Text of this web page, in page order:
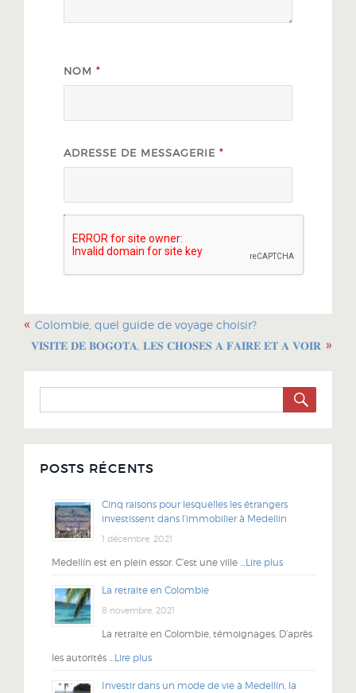
NOM *
ADRESSE DE MESSAGERIE *
« Colombie, quel guide de voyage choisir?
𝐕𝐈𝐒𝐈𝐓𝐄 𝐃𝐄 𝐁𝐎𝐆𝐎𝐓𝐀, 𝐋𝐄𝐒 𝐂𝐇𝐎𝐒𝐄𝐒 𝐀 𝐅𝐀𝐈𝐑𝐄 𝐄𝐓 𝐀 𝐕𝐎𝐈𝐑 »
POSTS RÉCENTS
Cinq raisons pour lesquelles les étrangers
investissent dans l’immobilier à Medellin
1 décembre, 2021
Medellín est en plein essor. C’est une ville …Lire plus
La retraite en Colombie
8 novembre, 2021
La retraite en Colombie, témoignages. D’après
les autorités …Lire plus
Investir dans un mode de vie à Medellín, la